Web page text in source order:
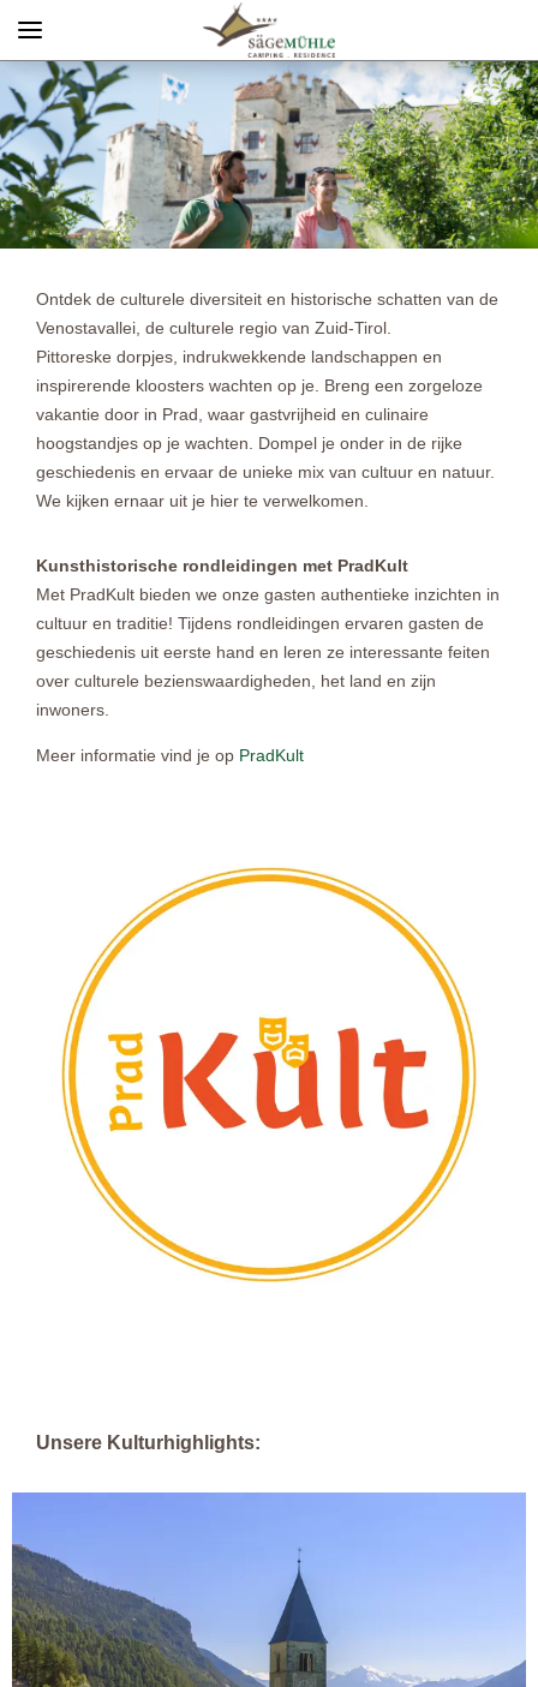
Menü
Ontdek de culturele diversiteit en historische schatten van de
Venostavallei, de culturele regio van Zuid-Tirol.
Pittoreske dorpjes, indrukwekkende landschappen en
inspirerende kloosters wachten op je. Breng een zorgeloze
vakantie door in Prad, waar gastvrijheid en culinaire
hoogstandjes op je wachten. Dompel je onder in de rijke
geschiedenis en ervaar de unieke mix van cultuur en natuur.
We kijken ernaar uit je hier te verwelkomen.
Kunsthistorische rondleidingen met PradKult
Met PradKult bieden we onze gasten authentieke inzichten in
cultuur en traditie! Tijdens rondleidingen ervaren gasten de
geschiedenis uit eerste hand en leren ze interessante feiten
over culturele bezienswaardigheden, het land en zijn
inwoners.
Meer informatie vind je op PradKult
Unsere Kulturhighlights: